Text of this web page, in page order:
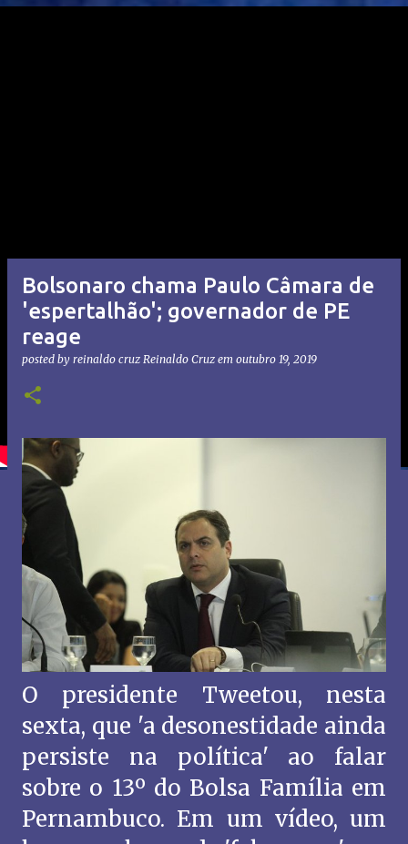
Bolsonaro chama Paulo Câmara de
'espertalhão'; governador de PE
reage
posted by reinaldo cruz Reinaldo Cruz em outubro 19, 2019
O presidente Tweetou, nesta
sexta, que 'a desonestidade ainda
persiste na política' ao falar
sobre o 13º do Bolsa Família em
Pernambuco. Em um vídeo, um